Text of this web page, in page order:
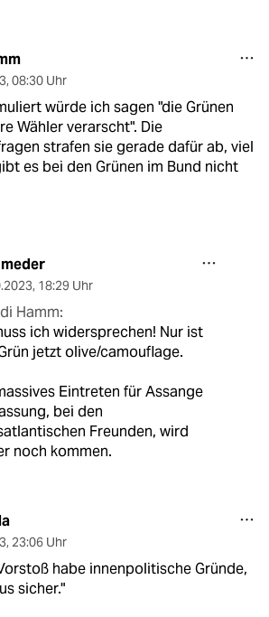
, 08:30 Uhr
würde ich sagen "die Grünen
Wähler verarscht". Die
strafen sie gerade dafür ab, viel
es bei den Grünen im Bund nicht
, 18:29 Uhr
Hamm:
ich widersprechen! Nur ist
jetzt olive/camouflage.
Eintreten für Assange
bei den
Freunden, wird
noch kommen.
, 23:06 Uhr
habe innenpolitische Gründe,
sicher."